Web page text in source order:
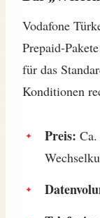
Vodafone
Prepaid-
für das
Konditionen
Preis: